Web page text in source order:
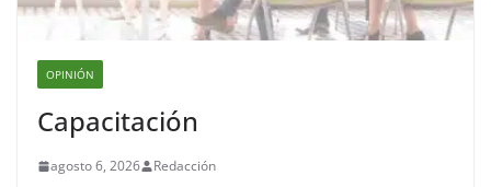
OPINIÓN
Capacitación
agosto 6, 2026 Redacción